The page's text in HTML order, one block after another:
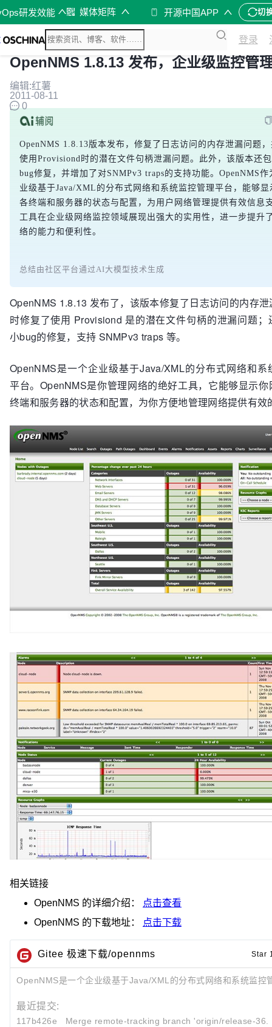
研发效能 媒体矩阵 开源中国APP 切
登录
OpenNMS 1.8.13 发布，企业级监控管
编辑:红薯
2011-08-11
0
OpenNMS 1.8.13版本发布，修复了日志访问的内存泄漏问题
使用Provisiond时的潜在文件句柄泄漏问题。此外，该版本还
bug修复，并增加了对SNMPv3 traps的支持功能。OpenNMS作
业级基于Java/XML的分布式网络和系统监控管理平台，能够显
各终端和服务器的状态与配置，为用户网络管理提供有效信息
工具在企业级网络监控领域展现出强大的实用性，进一步提升
络的能力和便利性。
总结由社区平台通过AI大模型技术生成
OpenNMS 1.8.13 发布了，该版本修复了日志访问的内存
时修复了使用 Provisiond 是的潜在文件句柄的泄漏问题；
小bug的修复，支持 SNMPv3 traps 等。
OpenNMS是一个企业级基于Java/XML的分布式网络和系
平台。OpenNMS是你管理网络的绝好工具，它能够显示
终端和服务器的状态和配置，为你方便地管理网络提供有效
相关链接
OpenNMS 的详细介绍：
点击查看
OpenNMS 的下载地址： 点击下载
Gitee 极速下载/opennms Star
OpenNMS是一个企业级基于Java/XML的分布式网络和系统监控
最近提交:
117b426e
Merge remote-tracking branch 'origin/release-